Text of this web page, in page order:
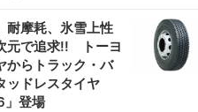
耐摩耗、氷雪上性
元で追求!! トーヨ
からトラック・バ
ッドレスタイヤ
」登場